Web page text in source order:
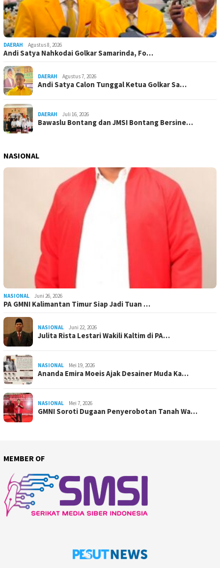
DAERAH Agustus 8, 2026
Andi Satya Nahkodai Golkar Samarinda, Fo…
DAERAH Agustus 7, 2026
Andi Satya Calon Tunggal Ketua Golkar Sa…
DAERAH Juli 16, 2026
Bawaslu Bontang dan JMSI Bontang Bersine…
NASIONAL
NASIONAL Juni 26, 2026
PA GMNI Kalimantan Timur Siap Jadi Tuan …
NASIONAL Juni 22, 2026
Julita Rista Lestari Wakili Kaltim di PA…
NASIONAL Mei 19, 2026
Ananda Emira Moeis Ajak Desainer Muda Ka…
NASIONAL Mei 7, 2026
GMNI Soroti Dugaan Penyerobotan Tanah Wa…
MEMBER OF